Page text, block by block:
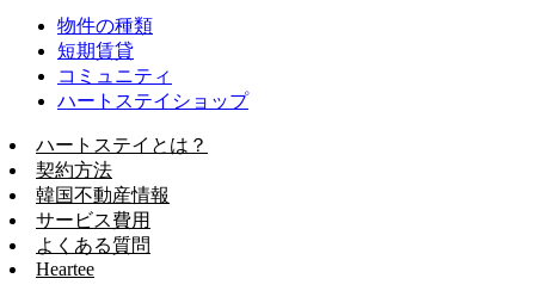
物件の種類
短期賃貸
コミュニティ
ハートステイショップ
ハートステイとは？
契約方法
韓国不動産情報
サービス費用
よくある質問
Heartee